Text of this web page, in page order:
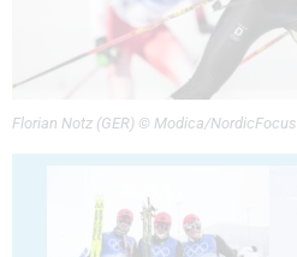
Florian Notz (GER) © Modica/NordicFocus